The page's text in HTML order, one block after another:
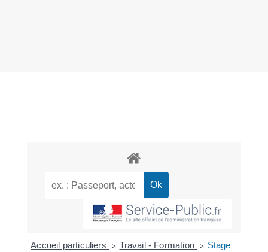
Accueil particuliers > Travail - Formation > Stage